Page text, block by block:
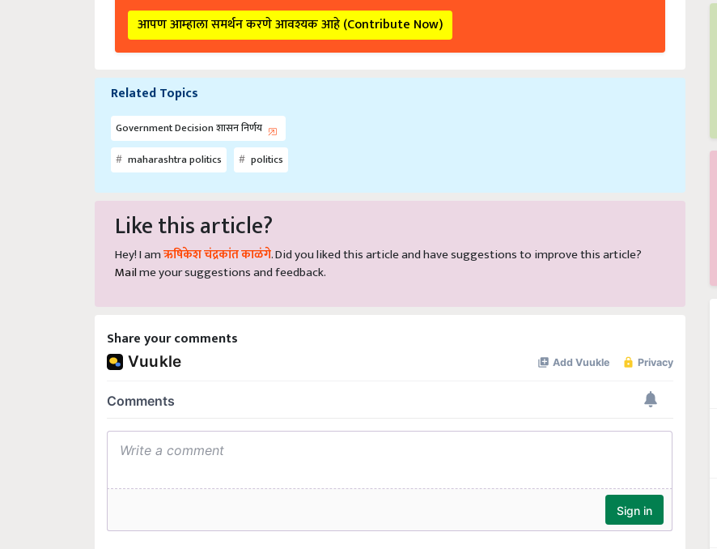
आपण आम्हाला समर्थन करणे आवश्यक आहे (Contribute Now)
Related Topics
Government Decision शासन निर्णय
maharashtra politics
politics
Like this article?
Hey! I amऋषिकेश चंद्रकांत काळंगे. Did you liked this article and have suggestions to improve this article?
Mailme your suggestions and feedback.
Share your comments